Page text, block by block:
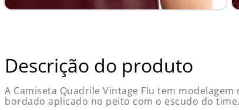
Descrição do produto
A Camiseta Quadrile Vintage Flu tem modelagem
bordado aplicado no peito com o escudo do time.